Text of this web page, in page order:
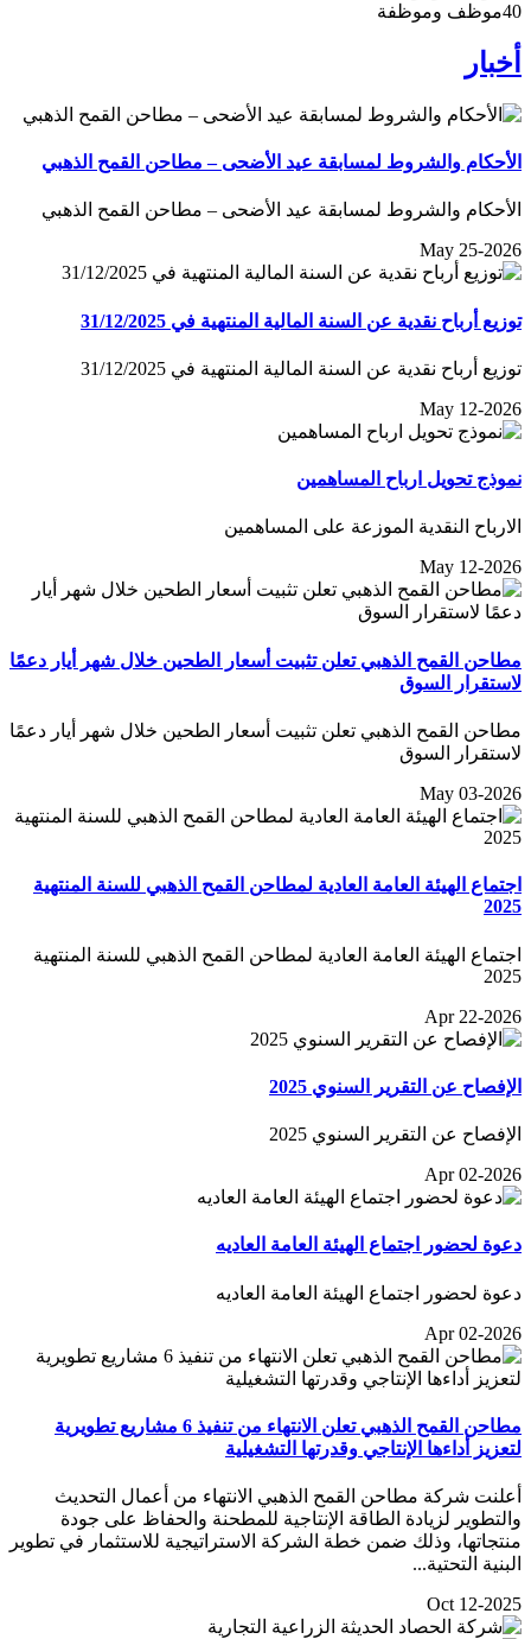
40موظف وموظفة
أخبار
الأحكام والشروط لمسابقة عيد الأضحى – مطاحن القمح الذهبي
الأحكام والشروط لمسابقة عيد الأضحى – مطاحن القمح الذهبي
May 25-2026
توزيع أرباح نقدية عن السنة المالية المنتهية في 31/12/2025
توزيع أرباح نقدية عن السنة المالية المنتهية في 31/12/2025
May 12-2026
نموذج تحويل ارباح المساهمين
الارباح النقدية الموزعة على المساهمين
May 12-2026
مطاحن القمح الذهبي تعلن تثبيت أسعار الطحين خلال شهر أيار دعمًا
لاستقرار السوق
مطاحن القمح الذهبي تعلن تثبيت أسعار الطحين خلال شهر أيار دعمًا
لاستقرار السوق
May 03-2026
اجتماع الهيئة العامة العادية لمطاحن القمح الذهبي للسنة المنتهية
2025
اجتماع الهيئة العامة العادية لمطاحن القمح الذهبي للسنة المنتهية
2025
Apr 22-2026
الإفصاح عن التقرير السنوي 2025
الإفصاح عن التقرير السنوي 2025
Apr 02-2026
دعوة لحضور اجتماع الهيئة العامة العاديه
دعوة لحضور اجتماع الهيئة العامة العاديه
Apr 02-2026
مطاحن القمح الذهبي تعلن الانتهاء من تنفيذ 6 مشاريع تطويرية
لتعزيز أداءها الإنتاجي وقدرتها التشغيلية
أعلنت شركة مطاحن القمح الذهبي الانتهاء من أعمال التحديث
والتطوير لزيادة الطاقة الإنتاجية للمطحنة والحفاظ على جودة
منتجاتها، وذلك ضمن خطة الشركة الاستراتيجية للاستثمار في تطوير
البنية التحتية...
Oct 12-2025